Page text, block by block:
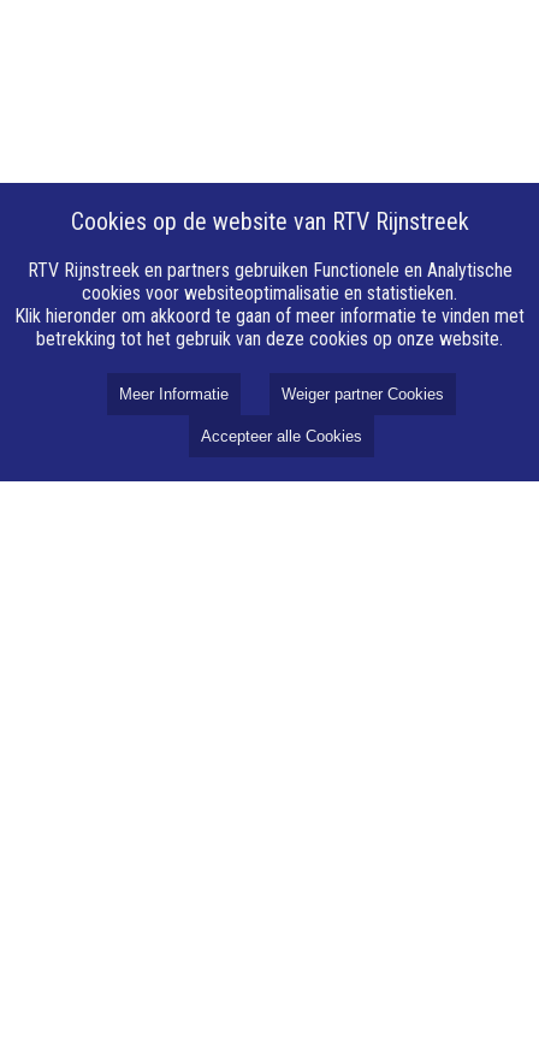
Cookies op de website van RTV Rijnstreek
RTV Rijnstreek en partners gebruiken Functionele en Analytische
cookies voor websiteoptimalisatie en statistieken.
Klik hieronder om akkoord te gaan of meer informatie te vinden met
betrekking tot het gebruik van deze cookies op onze website.
Meer Informatie Weiger partner Cookies
Accepteer alle Cookies